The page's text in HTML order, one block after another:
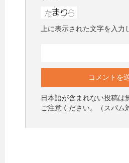
上に表示された文字を入力
日本語が含まれない投稿は
ご注意ください。（スパム